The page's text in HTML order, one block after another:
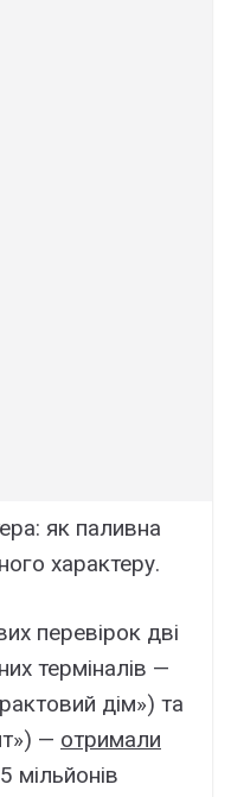
як паливна
характеру.
перевірок дві
терміналів —
дім») та
— отримали
мільйонів